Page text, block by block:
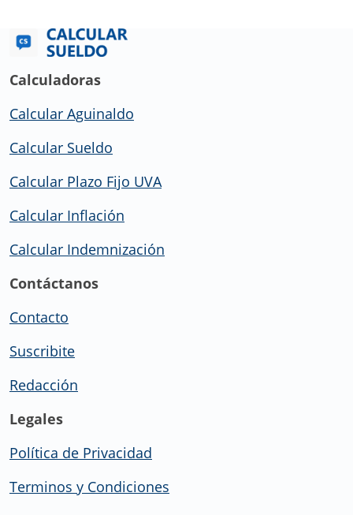
Calculadoras
Calcular Aguinaldo
Calcular Sueldo
Calcular Plazo Fijo UVA
Calcular Inflación
Calcular Indemnización
Contáctanos
Contacto
Suscribite
Redacción
Legales
Política de Privacidad
Terminos y Condiciones